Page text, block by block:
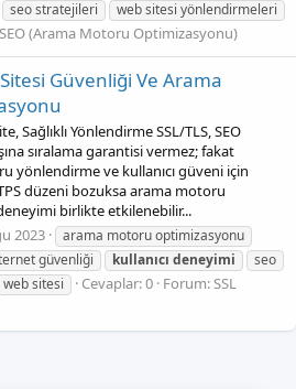
seo stratejileri web sitesi yönlendirmeleri
SEO (Arama Motoru Optimizasyonu)
Güvenliği Ve Arama
Sağlıklı Yönlendirme SSL/TLS, SEO
sıralama garantisi vermez; fakat
yönlendirme ve kullanıcı güveni için
düzeni bozuksa arama motoru
birlikte etkilenebilir...
2023
arama motoru optimizasyonu
güvenliği kullanıcı deneyimi
seo
web sitesi Cevaplar: 0 Forum: SSL